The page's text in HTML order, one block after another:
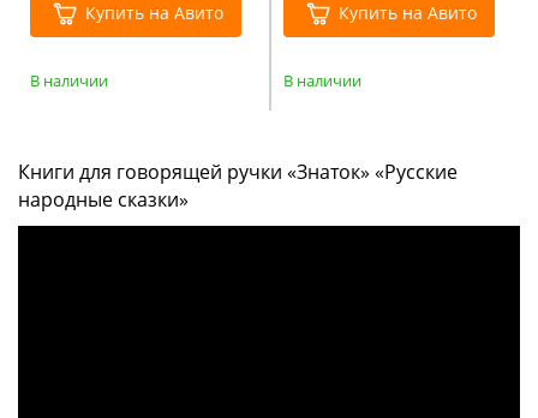
Купить на Авито
В наличии
Купить на Авито
В наличии
Книги для говорящей ручки «Знаток» «Русские
народные сказки»